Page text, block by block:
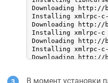
Downloading http://
Installing xmlrpc-
Downloading http://
Installing xmlrpc-
Downloading http://
Installing xmlrpc-
Downloading
В момент установки